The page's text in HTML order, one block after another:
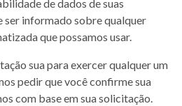
de dados de suas
ser informado sobre qualquer
que possamos usar.
sua para exercer qualquer um
pedir que você confirme sua
com base em sua solicitação.